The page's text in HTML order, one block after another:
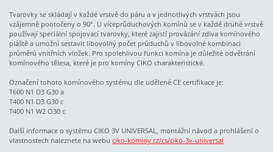
Tvarovky se skládají v každé vrstvě do páru a v jednotlivých vrstvách jsou
vzájemně pootočeny o 90°. U víceprůduchových komínů se v každé druhé vrstvě
používají speciální spojovací tvarovky, které zajistí provázání zdiva komínového
pláště a umožní sestavit libovolný počet průduchů v libovolné kombinaci
průměrů vnitřních vložek. Pro spolehlivou funkci komína je důležité odvětrání
komínového tělesa, které je pro komíny CIKO charakteristické.
Označení tohoto komínového systému dle udělené CE certifikace je:
T600 N1 D3 G30 a
T400 N1 D3 G30 c
T400 N1 W2 O30 c
Další informace o systému CIKO 3V UNIVERSAL, montážní návod a prohlášení o
vlastnostech naleznete na webu ciko-kominy.cz/cs/ciko-3v-universal